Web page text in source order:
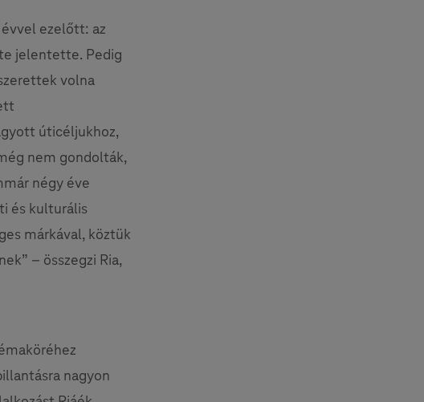
ezelőtt: az
jelentette. Pedig
volna
úticéljukhoz,
nem gondolták,
négy éve
és kulturális
márkával, köztük
– összegzi Ria,
nagyon